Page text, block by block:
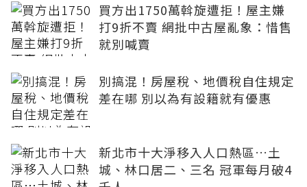
買方出1750萬斡旋遭拒！屋主嫌
打9折不賣 網批中古屋亂象：惜售
就別喊賣
別搞混！房屋稅、地價稅自住規定
差在哪 別以為有設籍就有優惠
新北市十大淨移入人口熱區…土
城、林口居二、三名 冠軍每月破4